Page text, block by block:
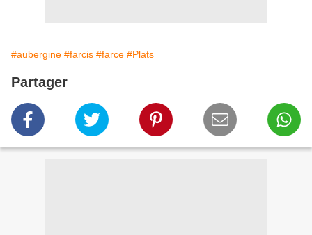
#aubergine #farcis #farce #Plats
Partager